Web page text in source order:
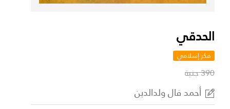
الحدقي
فكر إسلامي
390 جنية
أحمد فال ولدالدين